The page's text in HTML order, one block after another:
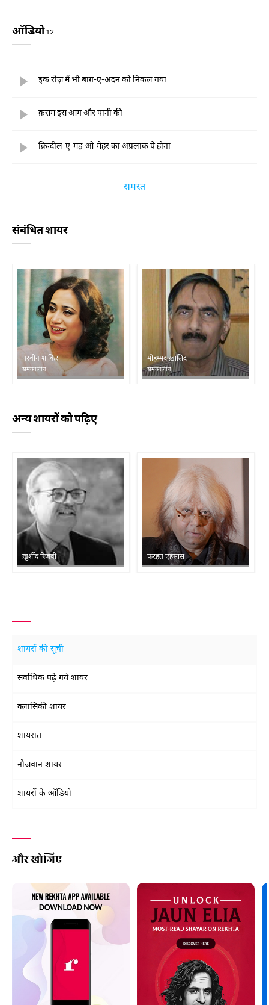
ऑडियो12
इक रोज़ मैं भी बाग़-ए-अदन को निकल गया
क़सम इस आग और पानी की
क़िन्दील-ए-मह-ओ-मेहर का अफ़्लाक पे होना
समस्त
संबंधित शायर
परवीन शाकिर
समकालीन
मोहम्मद ख़ालिद
समकालीन
अन्य शायरों को पढ़िए
ख़ुर्शीद रिज़वी फ़रहत एहसास
शायरों की सूची
सर्वाधिक पढ़े गये शायर
क्लासिकी शायर
शायरात
नौजवान शायर
शायरों के ऑडियो
और खोजिए